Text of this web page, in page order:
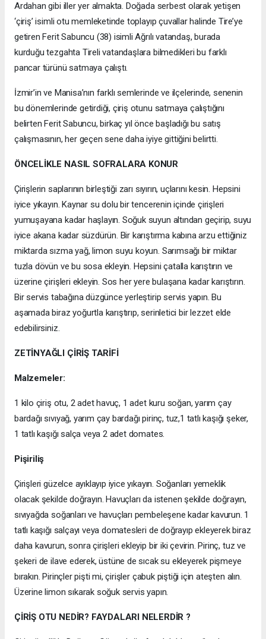
Ardahan gibi iller yer almakta. Doğada serbest olarak yetişen
‘çiriş’ isimli otu memleketinde toplayıp çuvallar halinde Tire’ye
getiren Ferit Sabuncu (38) isimli Ağrılı vatandaş, burada
kurduğu tezgahta Tireli vatandaşlara bilmedikleri bu farklı
pancar türünü satmaya çalıştı.
İzmir’in ve Manisa’nın farklı semlerinde ve ilçelerinde, senenin
bu dönemlerinde getirdiği, çiriş otunu satmaya çalıştığını
belirten Ferit Sabuncu, birkaç yıl önce başladığı bu satış
çalışmasının, her geçen sene daha iyiye gittiğini belirtti.
ÖNCELİKLE NASIL SOFRALARA KONUR
Çirişlerin saplarının birleştiği zarı sıyırın, uçlarını kesin. Hepsini
iyice yıkayın. Kaynar su dolu bir tencerenin içinde çirişleri
yumuşayana kadar haşlayın. Soğuk suyun altından geçirip, suyu
iyice akana kadar süzdürün. Bir karıştırma kabına arzu ettiğiniz
miktarda sızma yağ, limon suyu koyun. Sarımsağı bir miktar
tuzla dövün ve bu sosa ekleyin. Hepsini çatalla karıştırın ve
üzerine çirişleri ekleyin. Sos her yere bulaşana kadar karıştırın.
Bir servis tabağına düzgünce yerleştirip servis yapın. Bu
aşamada biraz yoğurtla karıştırıp, serinletici bir lezzet elde
edebilirsiniz.
ZETİNYAĞLI ÇİRİŞ TARİFİ
Malzemeler:
1 kilo çiriş otu, 2 adet havuç, 1 adet kuru soğan, yarım çay
bardağı sıvıyağ, yarım çay bardağı pirinç, tuz,1 tatlı kaşığı şeker,
1 tatlı kaşığı salça veya 2 adet domates.
Pişiriliş
Çirişleri güzelce ayıklayıp iyice yıkayın. Soğanları yemeklik
olacak şekilde doğrayın. Havuçları da istenen şekilde doğrayın,
sıvıyağda soğanları ve havuçları pembeleşene kadar kavurun. 1
tatlı kaşığı salçayı veya domatesleri de doğrayıp ekleyerek biraz
daha kavurun, sonra çirişleri ekleyip bir iki çevirin. Pirinç, tuz ve
şekeri de ilave ederek, üstüne de sıcak su ekleyerek pişmeye
bırakın. Pirinçler pişti mi, çirişler çabuk piştiği için ateşten alın.
Üzerine limon sıkarak soğuk servis yapın.
ÇİRİŞ OTU NEDİR? FAYDALARI NELERDİR ?